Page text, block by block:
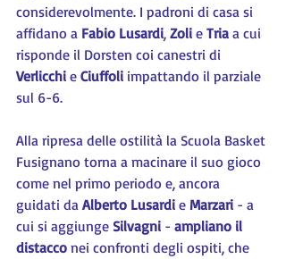
considerevolmente. I padroni di casa si
affidano a Fabio Lusardi, Zoli e Tria a cui
risponde il Dorsten coi canestri di
Verlicchi e Ciuffoli impattando il parziale
sul 6-6.
Alla ripresa delle ostilità la Scuola Basket
Fusignano torna a macinare il suo gioco
come nel primo periodo e, ancora
guidati da Alberto Lusardi e Marzari - a
cui si aggiunge Silvagni - ampliano il
distacco nei confronti degli ospiti, che